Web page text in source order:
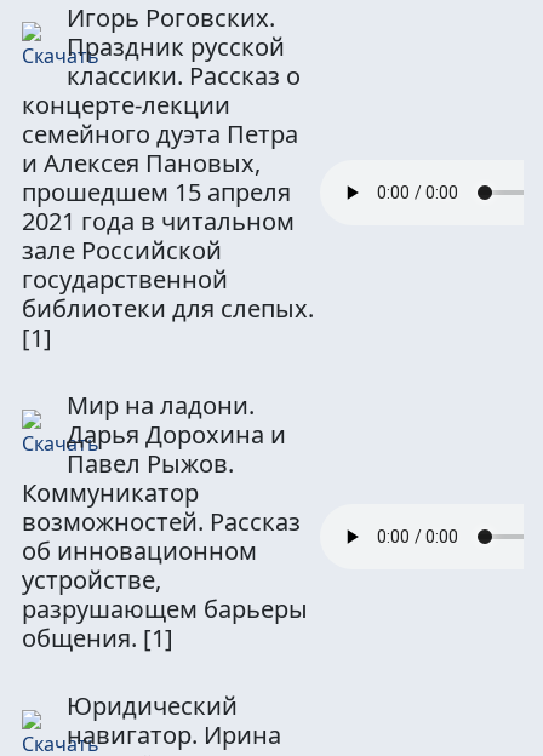
Игорь Роговских.
Праздник русской
классики. Рассказ о
концерте-лекции
семейного дуэта Петра
и Алексея Пановых,
прошедшем 15 апреля
2021 года в читальном
зале Российской
государственной
библиотеки для слепых.
[1]
Мир на ладони.
Дарья Дорохина и
Павел Рыжов.
Коммуникатор
возможностей. Рассказ
об инновационном
устройстве,
разрушающем барьеры
общения. [1]
Юридический
навигатор. Ирина